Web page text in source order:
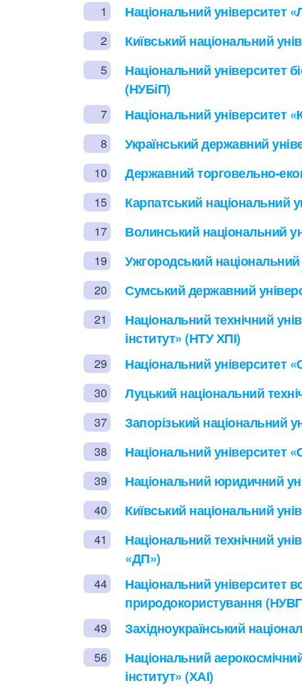
1 Національний університет
2 Київський національний
5
Національний університет
(НУБіП)
7 Національний університет
8 Український державний
10 Державний торговельно-
15 Карпатський національний
17 Волинський національний
19 Ужгородський
20 Сумський державний
21
Національний технічний
інститут» (НТУ ХПІ)
29 Національний
30 Луцький національний
37 Запорізький національний
38 Національний університет
39 Національний юридичний
40 Київський національний
41
Національний технічний
«ДП»)
44
Національний університет
природокористування
49 Західноукраїнський
56
Національний
інститут» (ХАІ)